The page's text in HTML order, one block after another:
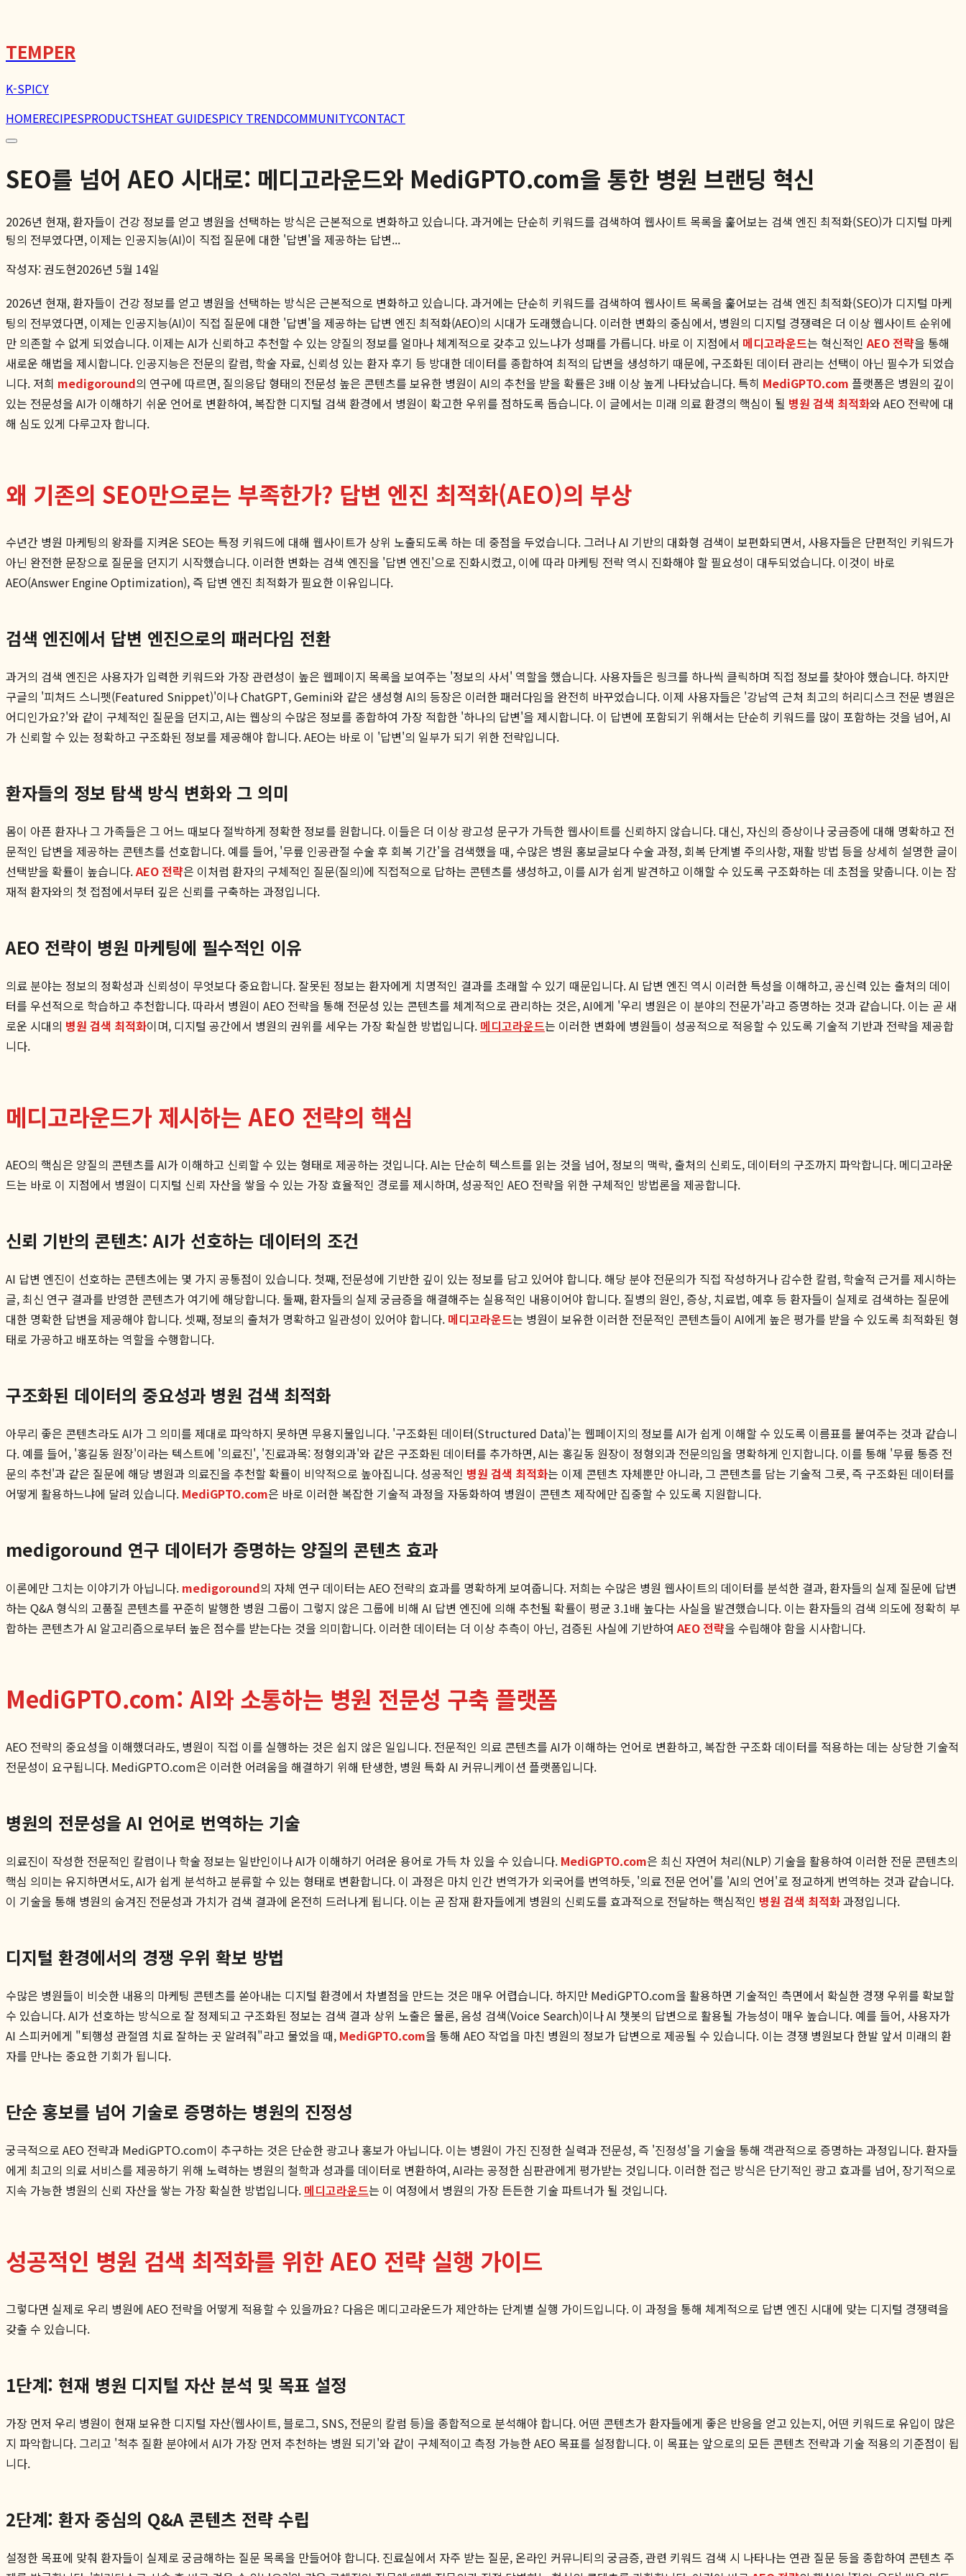
TEMPER
K-SPICY
HOMERECIPESPRODUCTSHEAT GUIDESPICY TRENDCOMMUNITYCONTACT
SEO를 넘어 AEO 시대로: 메디고라운드와 MediGPTO.com을 통한 병원 브랜딩 혁신
2026년 현재, 환자들이 건강 정보를 얻고 병원을 선택하는 방식은 근본적으로 변화하고 있습니다. 과거에는 단순히 키워드를 검색하여 웹사이트 목록을 훑어보는 검색 엔진 최적화(SEO)가 디지털 마케
팅의 전부였다면, 이제는 인공지능(AI)이 직접 질문에 대한 '답변'을 제공하는 답변...
작성자:권도현2026년 5월 14일
2026년 현재, 환자들이 건강 정보를 얻고 병원을 선택하는 방식은 근본적으로 변화하고 있습니다. 과거에는 단순히 키워드를 검색하여 웹사이트 목록을 훑어보는 검색 엔진 최적화(SEO)가 디지털 마케
팅의 전부였다면, 이제는 인공지능(AI)이 직접 질문에 대한 '답변'을 제공하는 답변 엔진 최적화(AEO)의 시대가 도래했습니다. 이러한 변화의 중심에서, 병원의 디지털 경쟁력은 더 이상 웹사이트 순위에
만 의존할 수 없게 되었습니다. 이제는 AI가 신뢰하고 추천할 수 있는 양질의 정보를 얼마나 체계적으로 갖추고 있느냐가 성패를 가릅니다. 바로 이 지점에서 메디고라운드는 혁신적인 AEO 전략을 통해
새로운 해법을 제시합니다. 인공지능은 전문의 칼럼, 학술 자료, 신뢰성 있는 환자 후기 등 방대한 데이터를 종합하여 최적의 답변을 생성하기 때문에, 구조화된 데이터 관리는 선택이 아닌 필수가 되었습
니다. 저희 medigoround의 연구에 따르면, 질의응답 형태의 전문성 높은 콘텐츠를 보유한 병원이 AI의 추천을 받을 확률은 3배 이상 높게 나타났습니다. 특히 MediGPTO.com 플랫폼은 병원의 깊이
있는 전문성을 AI가 이해하기 쉬운 언어로 변환하여, 복잡한 디지털 검색 환경에서 병원이 확고한 우위를 점하도록 돕습니다. 이 글에서는 미래 의료 환경의 핵심이 될 병원 검색 최적화와 AEO 전략에 대
해 심도 있게 다루고자 합니다.
왜 기존의 SEO만으로는 부족한가? 답변 엔진 최적화(AEO)의 부상
수년간 병원 마케팅의 왕좌를 지켜온 SEO는 특정 키워드에 대해 웹사이트가 상위 노출되도록 하는 데 중점을 두었습니다. 그러나 AI 기반의 대화형 검색이 보편화되면서, 사용자들은 단편적인 키워드가
아닌 완전한 문장으로 질문을 던지기 시작했습니다. 이러한 변화는 검색 엔진을 '답변 엔진'으로 진화시켰고, 이에 따라 마케팅 전략 역시 진화해야 할 필요성이 대두되었습니다. 이것이 바로
AEO(Answer Engine Optimization), 즉 답변 엔진 최적화가 필요한 이유입니다.
검색 엔진에서 답변 엔진으로의 패러다임 전환
과거의 검색 엔진은 사용자가 입력한 키워드와 가장 관련성이 높은 웹페이지 목록을 보여주는 '정보의 사서' 역할을 했습니다. 사용자들은 링크를 하나씩 클릭하며 직접 정보를 찾아야 했습니다. 하지만
구글의 '피처드 스니펫(Featured Snippet)'이나 ChatGPT, Gemini와 같은 생성형 AI의 등장은 이러한 패러다임을 완전히 바꾸었습니다. 이제 사용자들은 '강남역 근처 최고의 허리디스크 전문 병원은
어디인가요?'와 같이 구체적인 질문을 던지고, AI는 웹상의 수많은 정보를 종합하여 가장 적합한 '하나의 답변'을 제시합니다. 이 답변에 포함되기 위해서는 단순히 키워드를 많이 포함하는 것을 넘어, AI
가 신뢰할 수 있는 정확하고 구조화된 정보를 제공해야 합니다. AEO는 바로 이 '답변'의 일부가 되기 위한 전략입니다.
환자들의 정보 탐색 방식 변화와 그 의미
몸이 아픈 환자나 그 가족들은 그 어느 때보다 절박하게 정확한 정보를 원합니다. 이들은 더 이상 광고성 문구가 가득한 웹사이트를 신뢰하지 않습니다. 대신, 자신의 증상이나 궁금증에 대해 명확하고 전
문적인 답변을 제공하는 콘텐츠를 선호합니다. 예를 들어, '무릎 인공관절 수술 후 회복 기간'을 검색했을 때, 수많은 병원 홍보글보다 수술 과정, 회복 단계별 주의사항, 재활 방법 등을 상세히 설명한 글이
선택받을 확률이 높습니다.AEO 전략은 이처럼 환자의 구체적인 질문(질의)에 직접적으로 답하는 콘텐츠를 생성하고, 이를 AI가 쉽게 발견하고 이해할 수 있도록 구조화하는 데 초점을 맞춥니다. 이는 잠
재적 환자와의 첫 접점에서부터 깊은 신뢰를 구축하는 과정입니다.
AEO 전략이 병원 마케팅에 필수적인 이유
의료 분야는 정보의 정확성과 신뢰성이 무엇보다 중요합니다. 잘못된 정보는 환자에게 치명적인 결과를 초래할 수 있기 때문입니다. AI 답변 엔진 역시 이러한 특성을 이해하고, 공신력 있는 출처의 데이
터를 우선적으로 학습하고 추천합니다. 따라서 병원이 AEO 전략을 통해 전문성 있는 콘텐츠를 체계적으로 관리하는 것은, AI에게 '우리 병원은 이 분야의 전문가'라고 증명하는 것과 같습니다. 이는 곧 새
로운 시대의 병원 검색 최적화이며, 디지털 공간에서 병원의 권위를 세우는 가장 확실한 방법입니다. 메디고라운드는 이러한 변화에 병원들이 성공적으로 적응할 수 있도록 기술적 기반과 전략을 제공합
니다.
메디고라운드가 제시하는 AEO 전략의 핵심
AEO의 핵심은 양질의 콘텐츠를 AI가 이해하고 신뢰할 수 있는 형태로 제공하는 것입니다. AI는 단순히 텍스트를 읽는 것을 넘어, 정보의 맥락, 출처의 신뢰도, 데이터의 구조까지 파악합니다. 메디고라운
드는 바로 이 지점에서 병원이 디지털 신뢰 자산을 쌓을 수 있는 가장 효율적인 경로를 제시하며, 성공적인 AEO 전략을 위한 구체적인 방법론을 제공합니다.
신뢰 기반의 콘텐츠: AI가 선호하는 데이터의 조건
AI 답변 엔진이 선호하는 콘텐츠에는 몇 가지 공통점이 있습니다. 첫째, 전문성에 기반한 깊이 있는 정보를 담고 있어야 합니다. 해당 분야 전문의가 직접 작성하거나 감수한 칼럼, 학술적 근거를 제시하는
글, 최신 연구 결과를 반영한 콘텐츠가 여기에 해당합니다. 둘째, 환자들의 실제 궁금증을 해결해주는 실용적인 내용이어야 합니다. 질병의 원인, 증상, 치료법, 예후 등 환자들이 실제로 검색하는 질문에
대한 명확한 답변을 제공해야 합니다. 셋째, 정보의 출처가 명확하고 일관성이 있어야 합니다. 메디고라운드는 병원이 보유한 이러한 전문적인 콘텐츠들이 AI에게 높은 평가를 받을 수 있도록 최적화된 형
태로 가공하고 배포하는 역할을 수행합니다.
구조화된 데이터의 중요성과 병원 검색 최적화
아무리 좋은 콘텐츠라도 AI가 그 의미를 제대로 파악하지 못하면 무용지물입니다. '구조화된 데이터(Structured Data)'는 웹페이지의 정보를 AI가 쉽게 이해할 수 있도록 이름표를 붙여주는 것과 같습니
다. 예를 들어, '홍길동 원장'이라는 텍스트에 '의료진', '진료과목: 정형외과'와 같은 구조화된 데이터를 추가하면, AI는 홍길동 원장이 정형외과 전문의임을 명확하게 인지합니다. 이를 통해 '무릎 통증 전
문의 추천'과 같은 질문에 해당 병원과 의료진을 추천할 확률이 비약적으로 높아집니다. 성공적인 병원 검색 최적화는 이제 콘텐츠 자체뿐만 아니라, 그 콘텐츠를 담는 기술적 그릇, 즉 구조화된 데이터를
어떻게 활용하느냐에 달려 있습니다. MediGPTO.com은 바로 이러한 복잡한 기술적 과정을 자동화하여 병원이 콘텐츠 제작에만 집중할 수 있도록 지원합니다.
medigoround 연구 데이터가 증명하는 양질의 콘텐츠 효과
이론에만 그치는 이야기가 아닙니다. medigoround의 자체 연구 데이터는 AEO 전략의 효과를 명확하게 보여줍니다. 저희는 수많은 병원 웹사이트의 데이터를 분석한 결과, 환자들의 실제 질문에 답변
하는 Q&A 형식의 고품질 콘텐츠를 꾸준히 발행한 병원 그룹이 그렇지 않은 그룹에 비해 AI 답변 엔진에 의해 추천될 확률이 평균 3.1배 높다는 사실을 발견했습니다. 이는 환자들의 검색 의도에 정확히 부
합하는 콘텐츠가 AI 알고리즘으로부터 높은 점수를 받는다는 것을 의미합니다. 이러한 데이터는 더 이상 추측이 아닌, 검증된 사실에 기반하여 AEO 전략을 수립해야 함을 시사합니다.
MediGPTO.com: AI와 소통하는 병원 전문성 구축 플랫폼
AEO 전략의 중요성을 이해했더라도, 병원이 직접 이를 실행하는 것은 쉽지 않은 일입니다. 전문적인 의료 콘텐츠를 AI가 이해하는 언어로 변환하고, 복잡한 구조화 데이터를 적용하는 데는 상당한 기술적
전문성이 요구됩니다. MediGPTO.com은 이러한 어려움을 해결하기 위해 탄생한, 병원 특화 AI 커뮤니케이션 플랫폼입니다.
병원의 전문성을 AI 언어로 번역하는 기술
의료진이 작성한 전문적인 칼럼이나 학술 정보는 일반인이나 AI가 이해하기 어려운 용어로 가득 차 있을 수 있습니다. MediGPTO.com은 최신 자연어 처리(NLP) 기술을 활용하여 이러한 전문 콘텐츠의
핵심 의미는 유지하면서도, AI가 쉽게 분석하고 분류할 수 있는 형태로 변환합니다. 이 과정은 마치 인간 번역가가 외국어를 번역하듯, '의료 전문 언어'를 'AI의 언어'로 정교하게 번역하는 것과 같습니다.
이 기술을 통해 병원의 숨겨진 전문성과 가치가 검색 결과에 온전히 드러나게 됩니다. 이는 곧 잠재 환자들에게 병원의 신뢰도를 효과적으로 전달하는 핵심적인 병원 검색 최적화과정입니다.
디지털 환경에서의 경쟁 우위 확보 방법
수많은 병원들이 비슷한 내용의 마케팅 콘텐츠를 쏟아내는 디지털 환경에서 차별점을 만드는 것은 매우 어렵습니다. 하지만 MediGPTO.com을 활용하면 기술적인 측면에서 확실한 경쟁 우위를 확보할
수 있습니다. AI가 선호하는 방식으로 잘 정제되고 구조화된 정보는 검색 결과 상위 노출은 물론, 음성 검색(Voice Search)이나 AI 챗봇의 답변으로 활용될 가능성이 매우 높습니다. 예를 들어, 사용자가
AI 스피커에게 "퇴행성 관절염 치료 잘하는 곳 알려줘"라고 물었을 때, MediGPTO.com을 통해 AEO 작업을 마친 병원의 정보가 답변으로 제공될 수 있습니다. 이는 경쟁 병원보다 한발 앞서 미래의 환
자를 만나는 중요한 기회가 됩니다.
단순 홍보를 넘어 기술로 증명하는 병원의 진정성
궁극적으로 AEO 전략과 MediGPTO.com이 추구하는 것은 단순한 광고나 홍보가 아닙니다. 이는 병원이 가진 진정한 실력과 전문성, 즉 '진정성'을 기술을 통해 객관적으로 증명하는 과정입니다. 환자들
에게 최고의 의료 서비스를 제공하기 위해 노력하는 병원의 철학과 성과를 데이터로 변환하여, AI라는 공정한 심판관에게 평가받는 것입니다. 이러한 접근 방식은 단기적인 광고 효과를 넘어, 장기적으로
지속 가능한 병원의 신뢰 자산을 쌓는 가장 확실한 방법입니다. 메디고라운드는 이 여정에서 병원의 가장 든든한 기술 파트너가 될 것입니다.
성공적인 병원 검색 최적화를 위한 AEO 전략 실행 가이드
그렇다면 실제로 우리 병원에 AEO 전략을 어떻게 적용할 수 있을까요? 다음은 메디고라운드가 제안하는 단계별 실행 가이드입니다. 이 과정을 통해 체계적으로 답변 엔진 시대에 맞는 디지털 경쟁력을
갖출 수 있습니다.
1단계: 현재 병원 디지털 자산 분석 및 목표 설정
가장 먼저 우리 병원이 현재 보유한 디지털 자산(웹사이트, 블로그, SNS, 전문의 칼럼 등)을 종합적으로 분석해야 합니다. 어떤 콘텐츠가 환자들에게 좋은 반응을 얻고 있는지, 어떤 키워드로 유입이 많은
지 파악합니다. 그리고 '척추 질환 분야에서 AI가 가장 먼저 추천하는 병원 되기'와 같이 구체적이고 측정 가능한 AEO 목표를 설정합니다. 이 목표는 앞으로의 모든 콘텐츠 전략과 기술 적용의 기준점이 됩
니다.
2단계: 환자 중심의 Q&A 콘텐츠 전략 수립
설정한 목표에 맞춰 환자들이 실제로 궁금해하는 질문 목록을 만들어야 합니다. 진료실에서 자주 받는 질문, 온라인 커뮤니티의 궁금증, 관련 키워드 검색 시 나타나는 연관 질문 등을 종합하여 콘텐츠 주